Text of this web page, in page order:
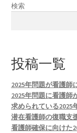
検索
投稿一覧
2025年問題が看護師
2025年問題に看護師
求められている2025
潜在看護師の復職支
看護師確保に向けた